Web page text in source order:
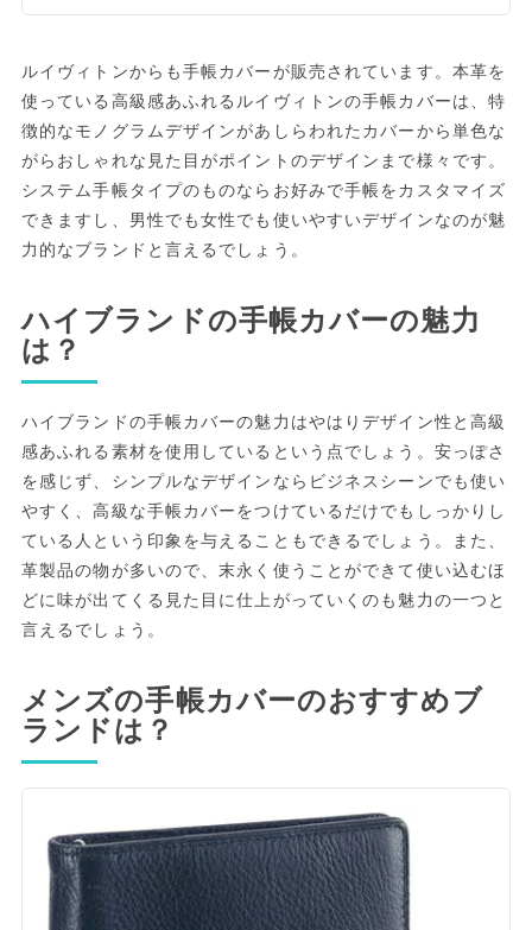
ルイヴィトンからも手帳カバーが販売されています。本革を
使っている高級感あふれるルイヴィトンの手帳カバーは、特
徴的なモノグラムデザインがあしらわれたカバーから単色な
がらおしゃれな見た目がポイントのデザインまで様々です。
システム手帳タイプのものならお好みで手帳をカスタマイズ
できますし、男性でも女性でも使いやすいデザインなのが魅
力的なブランドと言えるでしょう。
ハイブランドの手帳カバーの魅力
は？
ハイブランドの手帳カバーの魅力はやはりデザイン性と高級
感あふれる素材を使用しているという点でしょう。安っぽさ
を感じず、シンプルなデザインならビジネスシーンでも使い
やすく、高級な手帳カバーをつけているだけでもしっかりし
ている人という印象を与えることもできるでしょう。また、
革製品の物が多いので、末永く使うことができて使い込むほ
どに味が出てくる見た目に仕上がっていくのも魅力の一つと
言えるでしょう。
メンズの手帳カバーのおすすめブ
ランドは？